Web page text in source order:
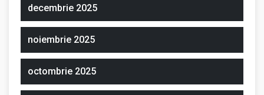
decembrie 2025
noiembrie 2025
octombrie 2025